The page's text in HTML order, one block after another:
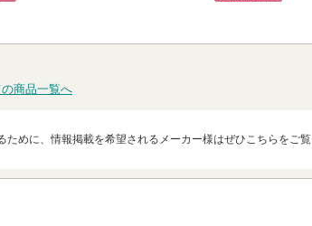
商品一覧へ
ために、情報掲載を希望されるメーカー様はぜひこちらをご覧